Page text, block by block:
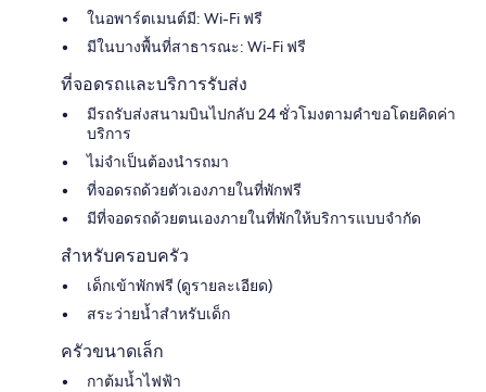
ในอพาร์ตเมนต์มี: Wi-Fi ฟรี
มีในบางพื้นที่สาธารณะ: Wi-Fi ฟรี
ที่จอดรถและบริการรับส่ง
มีรถรับส่งสนามบินไปกลับ 24 ชั่วโมงตามคำขอโดยคิดค่า
บริการ
ไม่จำเป็นต้องนำรถมา
ที่จอดรถด้วยตัวเองภายในที่พักฟรี
มีที่จอดรถด้วยตนเองภายในที่พักให้บริการแบบจำกัด
สำหรับครอบครัว
เด็กเข้าพักฟรี (ดูรายละเอียด)
สระว่ายน้ำสำหรับเด็ก
ครัวขนาดเล็ก
กาต้มน้ำไฟฟ้า